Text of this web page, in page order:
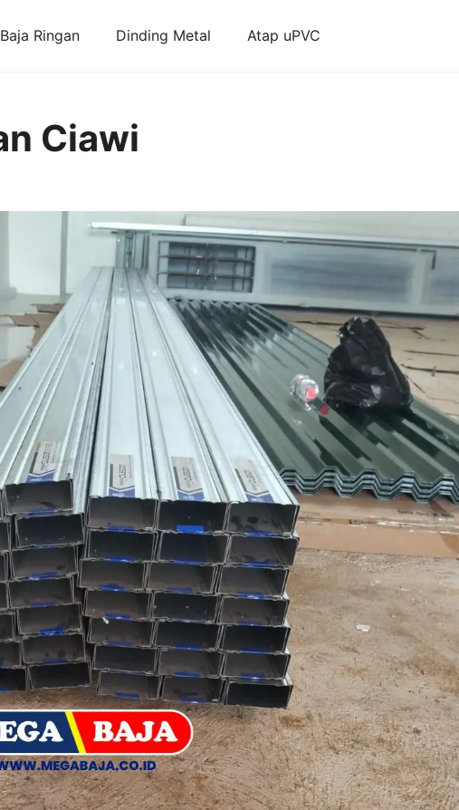
Baja Ringan Dinding Metal Atap uPVC
Ciawi